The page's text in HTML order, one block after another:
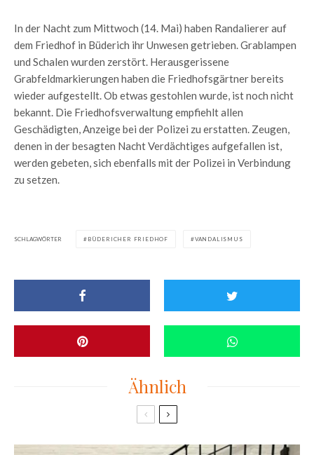
In der Nacht zum Mittwoch (14. Mai) haben Randalierer auf
dem Friedhof in Büderich ihr Unwesen getrieben. Grablampen
und Schalen wurden zerstört. Herausgerissene
Grabfeldmarkierungen haben die Friedhofsgärtner bereits
wieder aufgestellt. Ob etwas gestohlen wurde, ist noch nicht
bekannt. Die Friedhofsverwaltung empfiehlt allen
Geschädigten, Anzeige bei der Polizei zu erstatten. Zeugen,
denen in der besagten Nacht Verdächtiges aufgefallen ist,
werden gebeten, sich ebenfalls mit der Polizei in Verbindung
zu setzen.
SCHLAGWÖRTER BÜDERICHER FRIEDHOF VANDALISMUS
Ähnlich